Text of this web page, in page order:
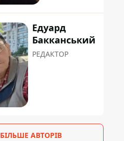
Едуард
Бакканський
РЕДАКТОР
БІЛЬШЕ АВТОРІВ